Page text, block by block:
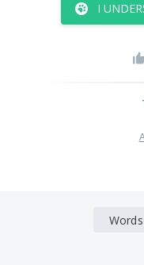
I
Words